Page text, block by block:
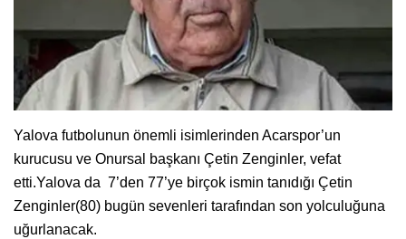
Yalova futbolunun önemli isimlerinden Acarspor’un
kurucusu ve Onursal başkanı Çetin Zenginler, vefat
etti.Yalova da 7’den 77’ye birçok ismin tanıdığı Çetin
Zenginler(80) bugün sevenleri tarafından son yolculuğuna
uğurlanacak.